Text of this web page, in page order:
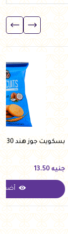
بسكويت جوز هند 30 جرام من لينو
جنيه
جنيه 13.50
أضف